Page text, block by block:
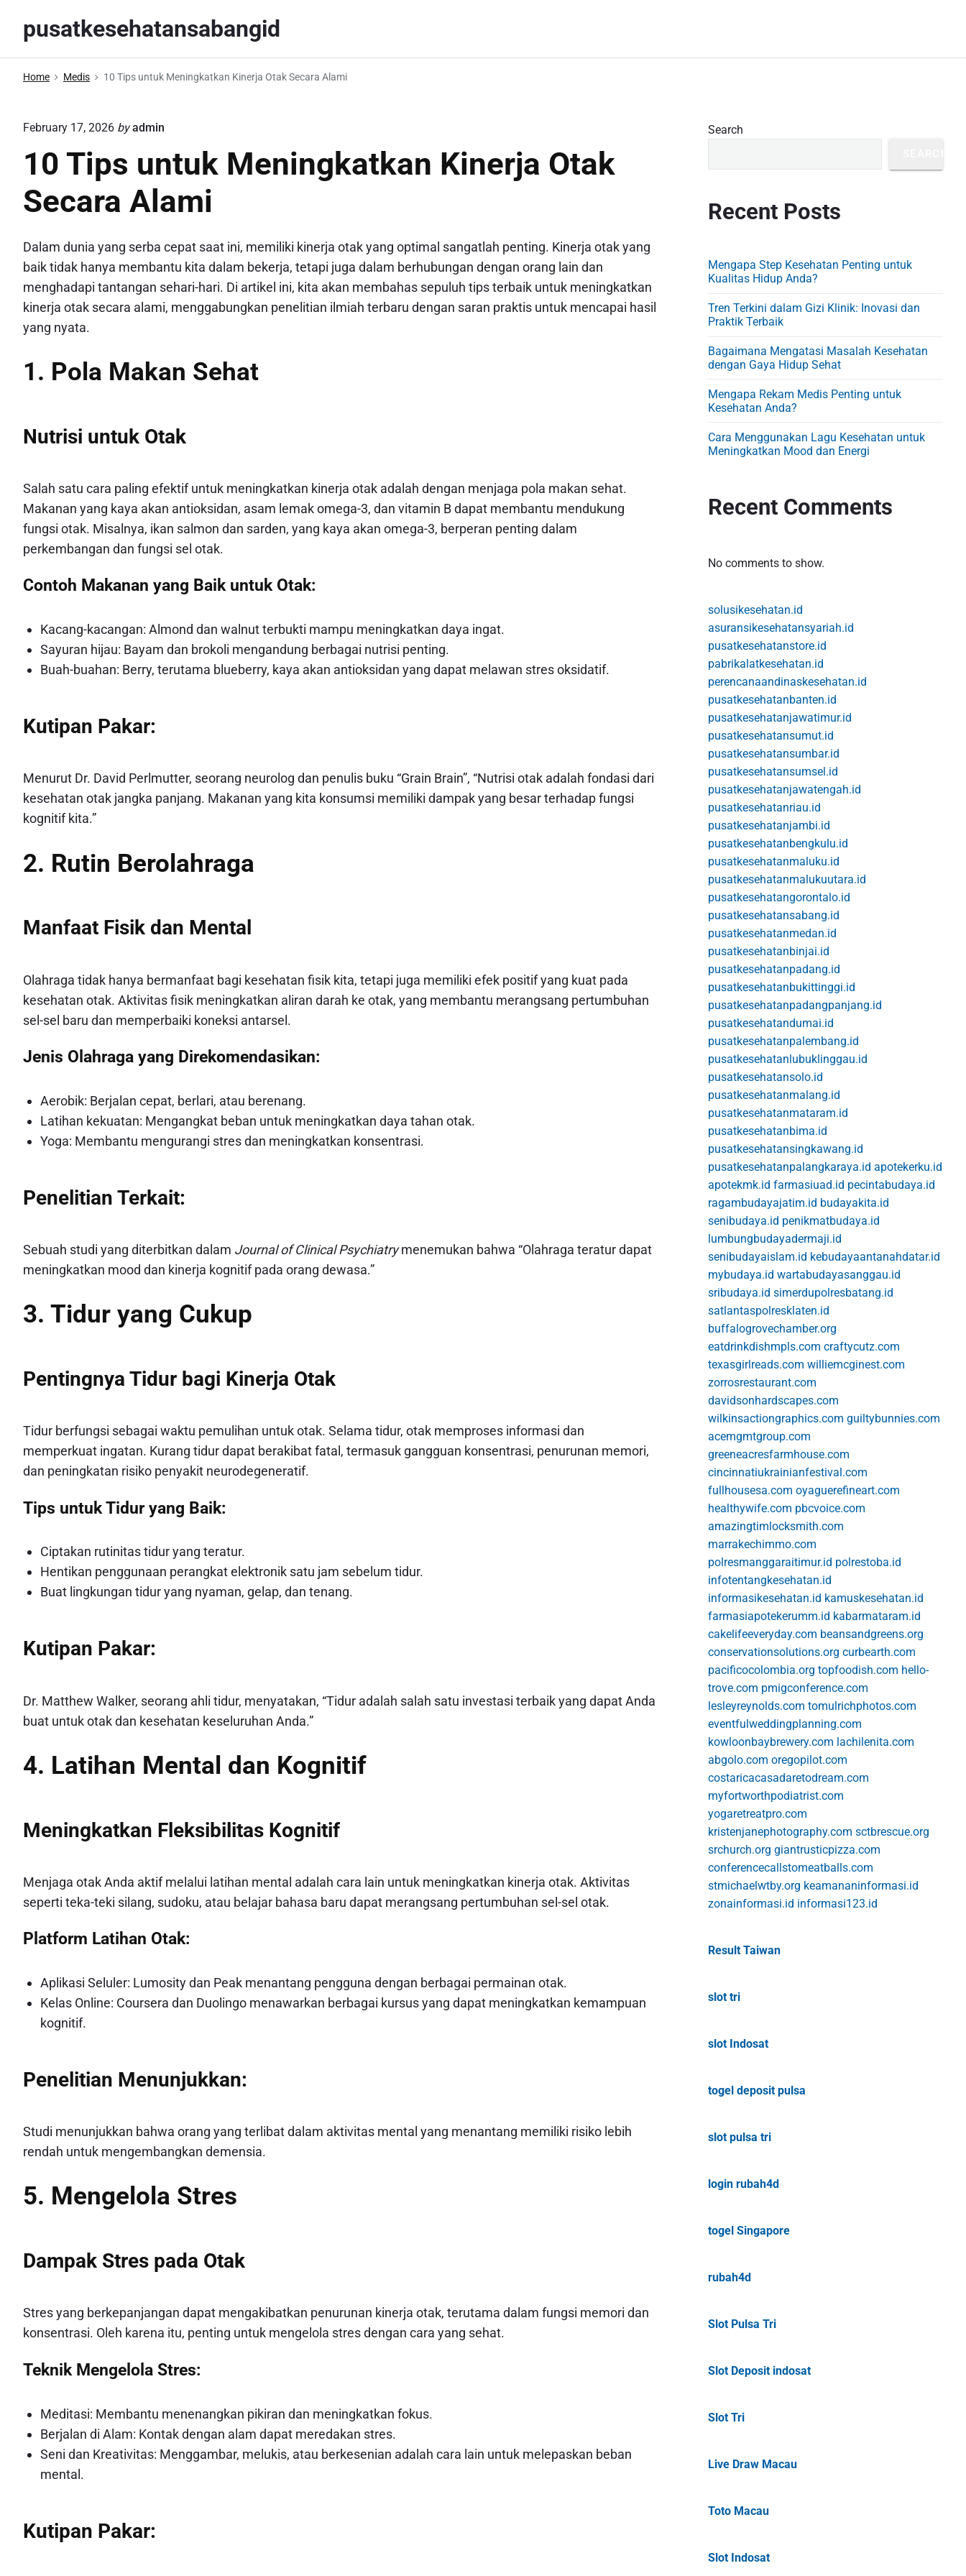
pusatkesehatansabangid
Home Medis 10 Tips untuk Meningkatkan Kinerja Otak Secara Alami
February 17, 2026 by admin
10 Tips untuk Meningkatkan Kinerja Otak
Secara Alami
Dalam dunia yang serba cepat saat ini, memiliki kinerja otak yang optimal sangatlah penting. Kinerja otak yang
baik tidak hanya membantu kita dalam bekerja, tetapi juga dalam berhubungan dengan orang lain dan
menghadapi tantangan sehari-hari. Di artikel ini, kita akan membahas sepuluh tips terbaik untuk meningkatkan
kinerja otak secara alami, menggabungkan penelitian ilmiah terbaru dengan saran praktis untuk mencapai hasil
yang nyata.
1. Pola Makan Sehat
Nutrisi untuk Otak
Salah satu cara paling efektif untuk meningkatkan kinerja otak adalah dengan menjaga pola makan sehat.
Makanan yang kaya akan antioksidan, asam lemak omega-3, dan vitamin B dapat membantu mendukung
fungsi otak. Misalnya, ikan salmon dan sarden, yang kaya akan omega-3, berperan penting dalam
perkembangan dan fungsi sel otak.
Contoh Makanan yang Baik untuk Otak:
Kacang-kacangan: Almond dan walnut terbukti mampu meningkatkan daya ingat.
Sayuran hijau: Bayam dan brokoli mengandung berbagai nutrisi penting.
Buah-buahan: Berry, terutama blueberry, kaya akan antioksidan yang dapat melawan stres oksidatif.
Kutipan Pakar:
Menurut Dr. David Perlmutter, seorang neurolog dan penulis buku “Grain Brain”, “Nutrisi otak adalah fondasi dari
kesehatan otak jangka panjang. Makanan yang kita konsumsi memiliki dampak yang besar terhadap fungsi
kognitif kita.”
2. Rutin Berolahraga
Manfaat Fisik dan Mental
Olahraga tidak hanya bermanfaat bagi kesehatan fisik kita, tetapi juga memiliki efek positif yang kuat pada
kesehatan otak. Aktivitas fisik meningkatkan aliran darah ke otak, yang membantu merangsang pertumbuhan
sel-sel baru dan memperbaiki koneksi antarsel.
Jenis Olahraga yang Direkomendasikan:
Aerobik: Berjalan cepat, berlari, atau berenang.
Latihan kekuatan: Mengangkat beban untuk meningkatkan daya tahan otak.
Yoga: Membantu mengurangi stres dan meningkatkan konsentrasi.
Penelitian Terkait:
Sebuah studi yang diterbitkan dalam Journal of Clinical Psychiatrymenemukan bahwa “Olahraga teratur dapat
meningkatkan mood dan kinerja kognitif pada orang dewasa.”
3. Tidur yang Cukup
Pentingnya Tidur bagi Kinerja Otak
Tidur berfungsi sebagai waktu pemulihan untuk otak. Selama tidur, otak memproses informasi dan
memperkuat ingatan. Kurang tidur dapat berakibat fatal, termasuk gangguan konsentrasi, penurunan memori,
dan peningkatan risiko penyakit neurodegeneratif.
Tips untuk Tidur yang Baik:
Ciptakan rutinitas tidur yang teratur.
Hentikan penggunaan perangkat elektronik satu jam sebelum tidur.
Buat lingkungan tidur yang nyaman, gelap, dan tenang.
Kutipan Pakar:
Dr. Matthew Walker, seorang ahli tidur, menyatakan, “Tidur adalah salah satu investasi terbaik yang dapat Anda
buat untuk otak dan kesehatan keseluruhan Anda.”
4. Latihan Mental dan Kognitif
Meningkatkan Fleksibilitas Kognitif
Menjaga otak Anda aktif melalui latihan mental adalah cara lain untuk meningkatkan kinerja otak. Aktivitas
seperti teka-teki silang, sudoku, atau belajar bahasa baru dapat merangsang pertumbuhan sel-sel otak.
Platform Latihan Otak:
Aplikasi Seluler: Lumosity dan Peak menantang pengguna dengan berbagai permainan otak.
Kelas Online: Coursera dan Duolingo menawarkan berbagai kursus yang dapat meningkatkan kemampuan
kognitif.
Penelitian Menunjukkan:
Studi menunjukkan bahwa orang yang terlibat dalam aktivitas mental yang menantang memiliki risiko lebih
rendah untuk mengembangkan demensia.
5. Mengelola Stres
Dampak Stres pada Otak
Stres yang berkepanjangan dapat mengakibatkan penurunan kinerja otak, terutama dalam fungsi memori dan
konsentrasi. Oleh karena itu, penting untuk mengelola stres dengan cara yang sehat.
Teknik Mengelola Stres:
Meditasi: Membantu menenangkan pikiran dan meningkatkan fokus.
Berjalan di Alam: Kontak dengan alam dapat meredakan stres.
Seni dan Kreativitas: Menggambar, melukis, atau berkesenian adalah cara lain untuk melepaskan beban
mental.
Kutipan Pakar:
Search
Recent Posts
Mengapa Step Kesehatan Penting untuk
Kualitas Hidup Anda?
Tren Terkini dalam Gizi Klinik: Inovasi dan
Praktik Terbaik
Bagaimana Mengatasi Masalah Kesehatan
dengan Gaya Hidup Sehat
Mengapa Rekam Medis Penting untuk
Kesehatan Anda?
Cara Menggunakan Lagu Kesehatan untuk
Meningkatkan Mood dan Energi
Recent Comments
No comments to show.
solusikesehatan.id
asuransikesehatansyariah.id
pusatkesehatanstore.id
pabrikalatkesehatan.id
perencanaandinaskesehatan.id
pusatkesehatanbanten.id
pusatkesehatanjawatimur.id
pusatkesehatansumut.id
pusatkesehatansumbar.id
pusatkesehatansumsel.id
pusatkesehatanjawatengah.id
pusatkesehatanriau.id
pusatkesehatanjambi.id
pusatkesehatanbengkulu.id
pusatkesehatanmaluku.id
pusatkesehatanmalukuutara.id
pusatkesehatangorontalo.id
pusatkesehatansabang.id
pusatkesehatanmedan.id
pusatkesehatanbinjai.id
pusatkesehatanpadang.id
pusatkesehatanbukittinggi.id
pusatkesehatanpadangpanjang.id
pusatkesehatandumai.id
pusatkesehatanpalembang.id
pusatkesehatanlubuklinggau.id
pusatkesehatansolo.id
pusatkesehatanmalang.id
pusatkesehatanmataram.id
pusatkesehatanbima.id
pusatkesehatansingkawang.id
pusatkesehatanpalangkaraya.id apotekerku.id
apotekmk.id farmasiuad.id pecintabudaya.id
ragambudayajatim.id budayakita.id
senibudaya.id penikmatbudaya.id
lumbungbudayadermaji.id
senibudayaislam.id kebudayaantanahdatar.id
mybudaya.id wartabudayasanggau.id
sribudaya.id simerdupolresbatang.id
satlantaspolresklaten.id
buffalogrovechamber.org
eatdrinkdishmpls.com craftycutz.com
texasgirlreads.com williemcginest.com
zorrosrestaurant.com
davidsonhardscapes.com
wilkinsactiongraphics.com guiltybunnies.com
acemgmtgroup.com
greeneacresfarmhouse.com
cincinnatiukrainianfestival.com
fullhousesa.com oyaguerefineart.com
healthywife.com pbcvoice.com
amazingtimlocksmith.com
marrakechimmo.com
polresmanggaraitimur.id polrestoba.id
infotentangkesehatan.id
informasikesehatan.id kamuskesehatan.id
farmasiapotekerumm.id kabarmataram.id
cakelifeeveryday.com beansandgreens.org
conservationsolutions.org curbearth.com
pacificocolombia.org topfoodish.com hello-
trove.com pmigconference.com
lesleyreynolds.com tomulrichphotos.com
eventfulweddingplanning.com
kowloonbaybrewery.com lachilenita.com
abgolo.com oregopilot.com
costaricacasadaretodream.com
myfortworthpodiatrist.com
yogaretreatpro.com
kristenjanephotography.com sctbrescue.org
srchurch.org giantrusticpizza.com
conferencecallstomeatballs.com
stmichaelwtby.org keamananinformasi.id
zonainformasi.id informasi123.id
Result Taiwan
slot tri
slot Indosat
togel deposit pulsa
slot pulsa tri
login rubah4d
togel Singapore
rubah4d
Slot Pulsa Tri
Slot Deposit indosat
Slot Tri
Live Draw Macau
Toto Macau
Slot Indosat